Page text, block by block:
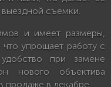
съемки.
и имеет размеры,
упрощает работу с
при замене
нового объектива
продаже в декабре.